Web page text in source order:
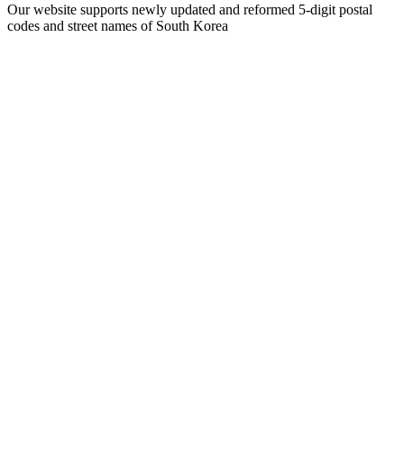
Our website supports newly updated and reformed 5-digit postal
codes and street names of South Korea